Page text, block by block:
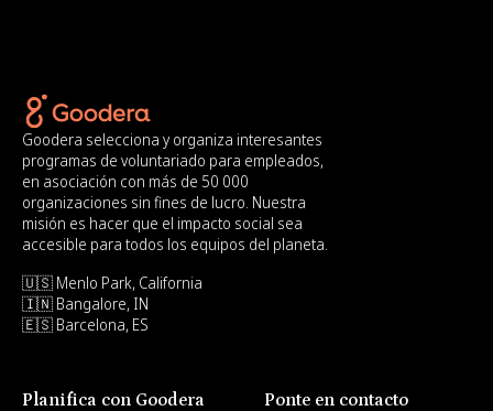
Goodera selecciona y organiza interesantes
programas de voluntariado para empleados,
en asociación con más de 50 000
organizaciones sin fines de lucro. Nuestra
misión es hacer que el impacto social sea
accesible para todos los equipos del planeta.
🇺🇸 Menlo Park, California
🇮🇳 Bangalore, IN
🇪🇸 Barcelona, ES
Planifica con Goodera Ponte en contacto